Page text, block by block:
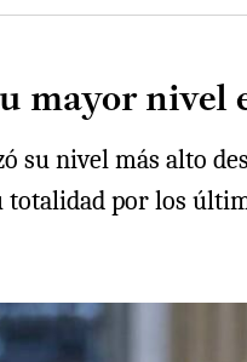
mayor nivel
su nivel más alto
totalidad por los